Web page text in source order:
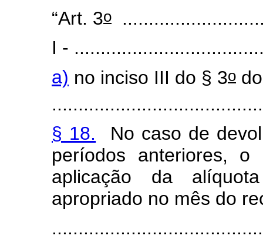
“Art. 3o
I -
a) no inciso III do § 3o
§ 18. No caso de
períodos anteriores, o
aplicação da
apropriado no mês do